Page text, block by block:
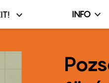
Infó,
INFO